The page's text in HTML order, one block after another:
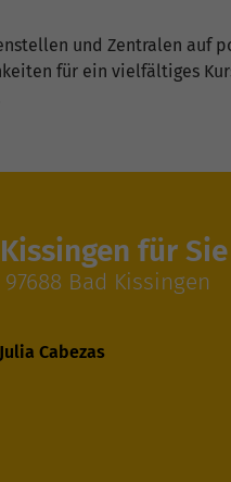
und Zentralen
für ein vielfältiges
für
Bad Kissingen
Cabezas